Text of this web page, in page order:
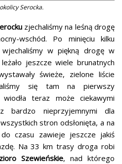
Serocka.
zjechaliśmy na leśną drogę
wschód. Po minięciu kilku
w piękną drogę w
jeszcze wiele brunatnych
świeże, zielone liście
się tam na pierwszy
teraz może ciekawymi
bardzo nieprzyjemnymi dla
stron odsłonięta, a na
czasu zawieje jeszcze jakiś
Na 33 km trasy droga robi
Szewieńskie, nad którego